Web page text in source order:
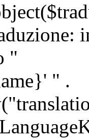
"
" .